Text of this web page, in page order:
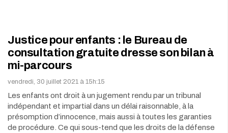
Justice pour enfants : le Bureau de
consultation gratuite dresse son bilan à
mi-parcours
vendredi, 30 juillet 2021 à 15h:15
Les enfants ont droit à un jugement rendu par un tribunal
indépendant et impartial dans un délai raisonnable, à la
présomption d’innocence, mais aussi à toutes les garanties
de procédure. Ce qui sous-tend que les droits de la défense